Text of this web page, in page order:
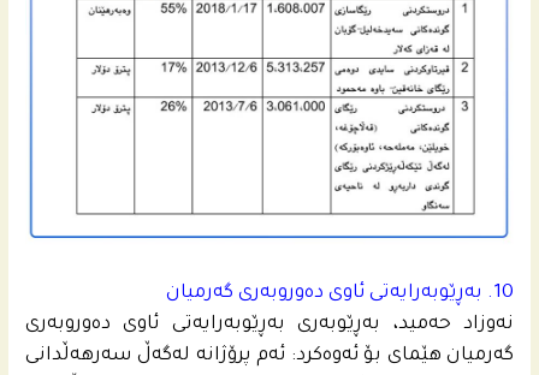
10. به‌ڕێوبه‌رایه‌تى ئاوى ده‌وروبه‌رى گه‌رمیان
نه‌وزاد حه‌مید، به‌ڕێوبه‌رى به‌ڕێوبه‌رایه‌تى ئاوى ده‌وروبه‌رى
گه‌رمیان هێماى بۆ ئه‌وه‌كرد: ئه‌م پرۆژانه‌ له‌گه‌ڵ سه‌رهه‌ڵدانى